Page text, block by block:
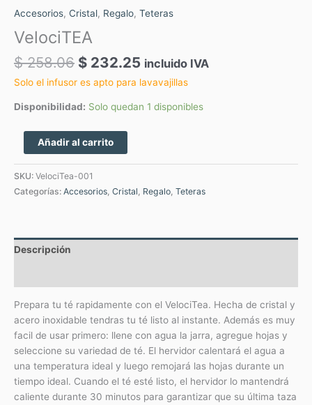
Accesorios, Cristal, Regalo, Teteras
VelociTEA
$258.06 $ 232.25 incluido IVA
Solo el infusor es apto para lavavajillas
Disponibilidad: Solo quedan 1 disponibles
Añadir al carrito
SKU: VelociTea-001
Categorías: Accesorios Cristal Regalo Teteras
Descripción
Prepara tu té rapidamente con el VelociTea. Hecha de cristal y
acero inoxidable tendras tu té listo al instante. Además es muy
facil de usar primero: llene con agua la jarra, agregue hojas y
seleccione su variedad de té. El hervidor calentará el agua a
una temperatura ideal y luego remojará las hojas durante un
tiempo ideal. Cuando el té esté listo, el hervidor lo mantendrá
caliente durante 30 minutos para garantizar que su última taza